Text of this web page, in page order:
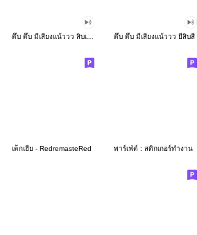
ดึ๊บ ดึ๊บ มีเสียงแน้ววว ยี่สิบสี่
เด็กเฮีย - RedremasteRed พาร์เฟ่ต์ : สติกเกอร์ทำงาน